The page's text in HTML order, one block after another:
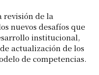
revisión de la
nuevos desafíos que
institucional,
actualización de los
de competencias.